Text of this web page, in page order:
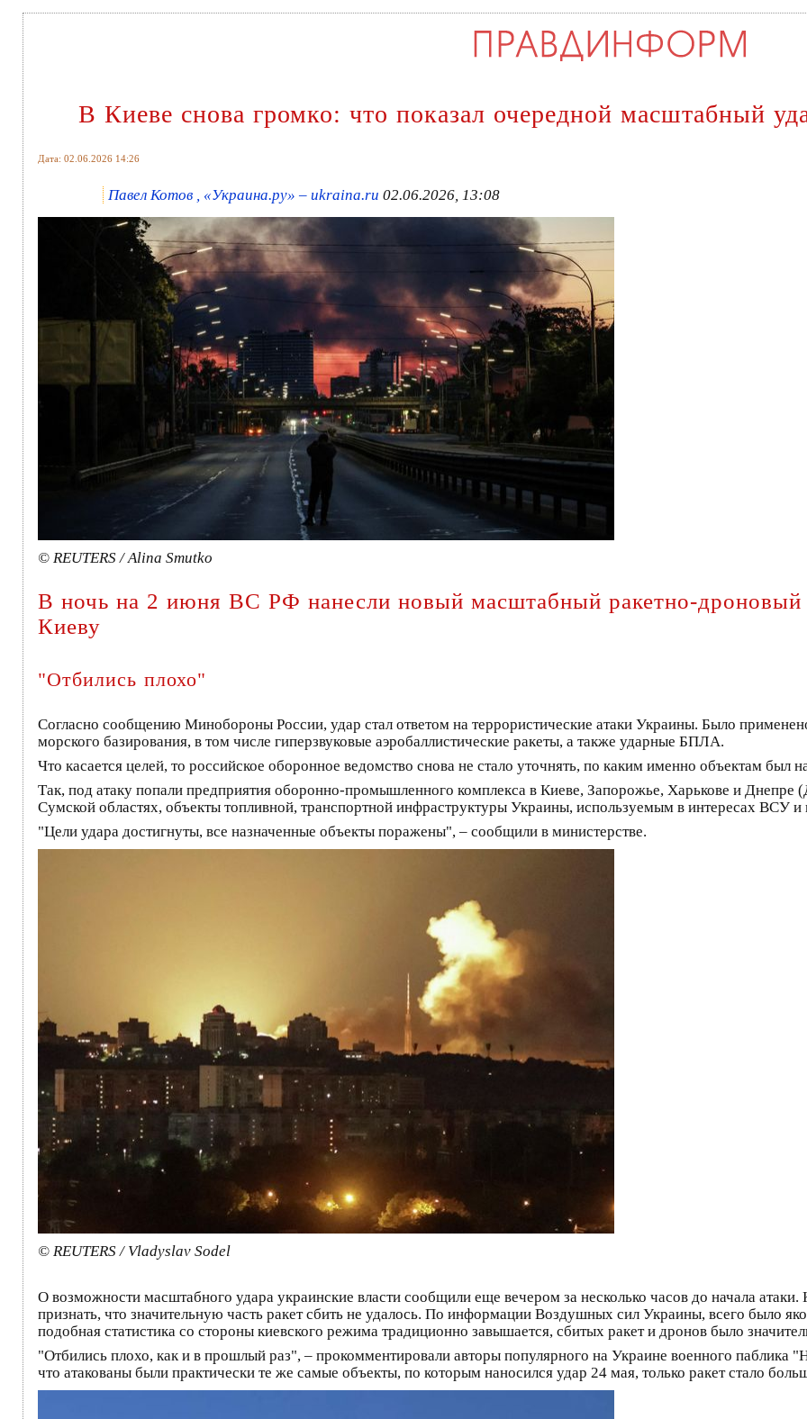
В Киеве снова громко: что показал очередной масштабный
Дата: 02.06.2026 14:26
Павел Котов , «Украина.ру» – ukraina.ru 02.06.2026, 13:08
© REUTERS / Alina Smutko
В ночь на 2 июня ВС РФ нанесли новый масштабный ракетно-дроновый
Киеву
"Отбились плохо"
Согласно сообщению Минобороны России, удар стал ответом на террористические атаки Украины. Было
морского базирования, в том числе гиперзвуковые аэробаллистические ракеты, а также ударные БПЛА.
Что касается целей, то российское оборонное ведомство снова не стало уточнять, по каким именно объектам был
Так, под атаку попали предприятия оборонно-промышленного комплекса в Киеве, Запорожье, Харькове и Днепре
Сумской областях, объекты топливной, транспортной инфраструктуры Украины, используемым в интересах ВСУ
"Цели удара достигнуты, все назначенные объекты поражены", – сообщили в министерстве.
© REUTERS / Vladyslav Sodel
О возможности масштабного удара украинские власти сообщили еще вечером за несколько часов до начала
признать, что значительную часть ракет сбить не удалось. По информации Воздушных сил Украины, всего было
подобная статистика со стороны киевского режима традиционно завышается, сбитых ракет и дронов было
"Отбились плохо, как и в прошлый раз", – прокомментировали авторы популярного на Украине военного паблика
что атакованы были практически те же самые объекты, по которым наносился удар 24 мая, только ракет стало